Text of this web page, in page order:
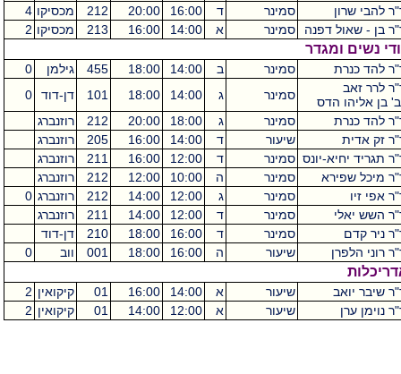
להבי שרון
סמינר ד 16:00
20:00
212 מכסיקו 4
בן - שאול דפנה
סמינר א 14:00
16:00
213 מכסיקו 2
נשים ומגדר
להד כנרת סמינר ב 14:00
18:00
455 גילמן
0
לרר זאב
בן אליהו הדס
סמינר ג 14:00
18:00
101 דן-דוד
0
להד כנרת
סמינר ג 18:00
20:00
212
רוזנברג
זק אדית
שיעור ד 14:00
16:00
205
רוזנברג
תגריד יחיא-יונס סמינר ד 12:00
16:00
211
רוזנברג
מיכל שפירא
סמינר ה 10:00
12:00
212
רוזנברג
אפי זיו
סמינר ג 12:00
14:00
212 רוזנברג 0
השש יאלי
סמינר ד 12:00
14:00
211
רוזנברג
ניר קדם
סמינר ד 16:00
18:00
210
דן-דוד
רוני הלפרן
שיעור ה 16:00
18:00
001 ווב 0
שיבר יואב שיעור א 14:00
16:00
01 קיקואין 2
נוימן ערן
שיעור א 12:00
14:00
01 קיקואין 2